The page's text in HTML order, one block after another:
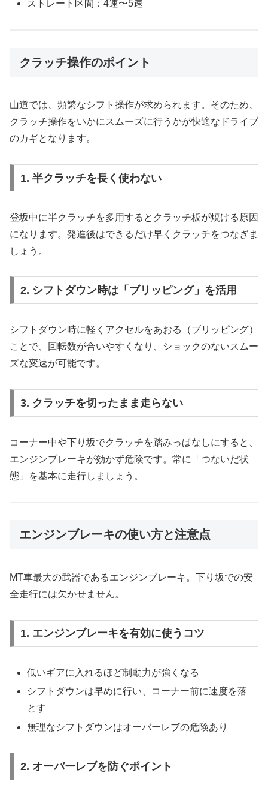
ストレート区間：4速〜5速
クラッチ操作のポイント
山道では、頻繁なシフト操作が求められます。そのため、
クラッチ操作をいかにスムーズに行うかが快適なドライブ
のカギとなります。
1. 半クラッチを長く使わない
登坂中に半クラッチを多用するとクラッチ板が焼ける原因
になります。発進後はできるだけ早くクラッチをつなぎま
しょう。
2. シフトダウン時は「ブリッピング」を活用
シフトダウン時に軽くアクセルをあおる（ブリッピング）
ことで、回転数が合いやすくなり、ショックのないスムー
ズな変速が可能です。
3. クラッチを切ったまま走らない
コーナー中や下り坂でクラッチを踏みっぱなしにすると、
エンジンブレーキが効かず危険です。常に「つないだ状
態」を基本に走行しましょう。
エンジンブレーキの使い方と注意点
MT車最大の武器であるエンジンブレーキ。下り坂での安
全走行には欠かせません。
1. エンジンブレーキを有効に使うコツ
低いギアに入れるほど制動力が強くなる
シフトダウンは早めに行い、コーナー前に速度を落
とす
無理なシフトダウンはオーバーレブの危険あり
2. オーバーレブを防ぐポイント